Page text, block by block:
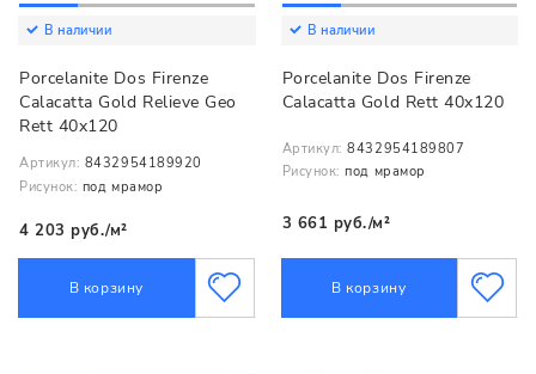
В наличии
Porcelanite Dos Firenze
Calacatta Gold Relieve Geo
Rett 40x120
Артикул: 8432954189920
Рисунок: под мрамор
4 203 руб./м²
В корзину
В наличии
Porcelanite Dos Firenze
Calacatta Gold Rett 40x120
Артикул: 8432954189807
Рисунок: под мрамор
3 661 руб./м²
В корзину